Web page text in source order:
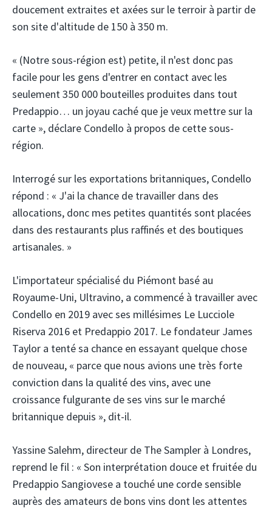
doucement extraites et axées sur le terroir à partir de
son site d'altitude de 150 à 350 m.
« (Notre sous-région est) petite, il n'est donc pas
facile pour les gens d'entrer en contact avec les
seulement 350 000 bouteilles produites dans tout
Predappio… un joyau caché que je veux mettre sur la
carte », déclare Condello à propos de cette sous-
région.
Interrogé sur les exportations britanniques, Condello
répond : « J'ai la chance de travailler dans des
allocations, donc mes petites quantités sont placées
dans des restaurants plus raffinés et des boutiques
artisanales. »
L'importateur spécialisé du Piémont basé au
Royaume-Uni, Ultravino, a commencé à travailler avec
Condello en 2019 avec ses millésimes Le Lucciole
Riserva 2016 et Predappio 2017. Le fondateur James
Taylor a tenté sa chance en essayant quelque chose
de nouveau, « parce que nous avions une très forte
conviction dans la qualité des vins, avec une
croissance fulgurante de ses vins sur le marché
britannique depuis », dit-il.
Yassine Salehm, directeur de The Sampler à Londres,
reprend le fil : « Son interprétation douce et fruitée du
Predappio Sangiovese a touché une corde sensible
auprès des amateurs de bons vins dont les attentes